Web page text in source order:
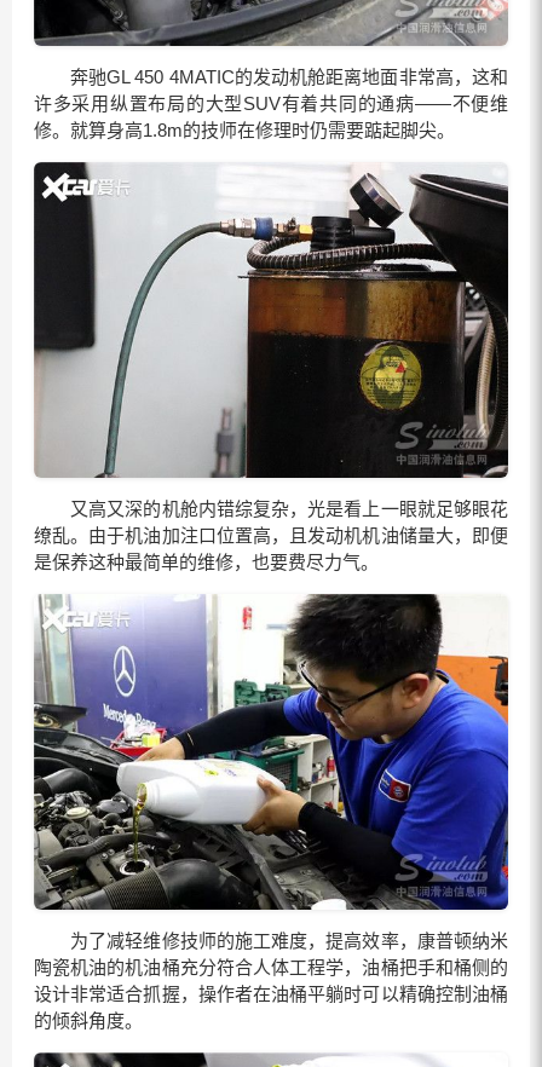
奔驰GL 450 4MATIC的发动机舱距离地面非常高，这和
许多采用纵置布局的大型SUV有着共同的通病——不便维
修。就算身高1.8m的技师在修理时仍需要踮起脚尖。
又高又深的机舱内错综复杂，光是看上一眼就足够眼花
缭乱。由于机油加注口位置高，且发动机机油储量大，即便
是保养这种最简单的维修，也要费尽力气。
为了减轻维修技师的施工难度，提高效率，康普顿纳米
陶瓷机油的机油桶充分符合人体工程学，油桶把手和桶侧的
设计非常适合抓握，操作者在油桶平躺时可以精确控制油桶
的倾斜角度。